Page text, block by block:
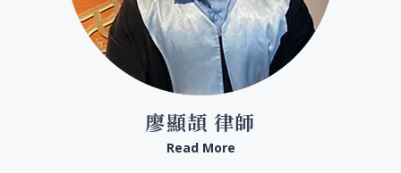
廖顯頡 律師
Read More